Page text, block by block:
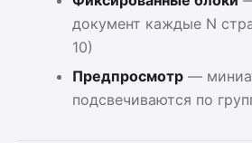
документ каждые N
10)
Предпросмотр —
подсвечиваются по